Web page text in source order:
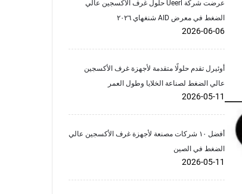
عرضت شركة Ueerl حلول غرف الأكسجين عالي
الضغط في معرض AID شنغهاي ٢٠٢٦
2026-06-06
أوئيرل تقدم حلولًا متقدمة لأجهزة غرف الأكسجين
عالي الضغط لصناعة الخلايا وطول العمر
2026-05-11
أفضل ١٠ شركات مصنعة لأجهزة غرف الأكسجين عالي
الضغط في الصين
2026-05-11